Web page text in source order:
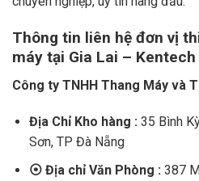
Thông tin liên hệ đơn vị
máy tại Gia Lai – Kentech
Công ty TNHH Thang Máy và
Địa Chỉ Kho hàng :35 Bình
Sơn, TP Đà Nẵng
⦿Địa chỉ Văn Phòng : 387